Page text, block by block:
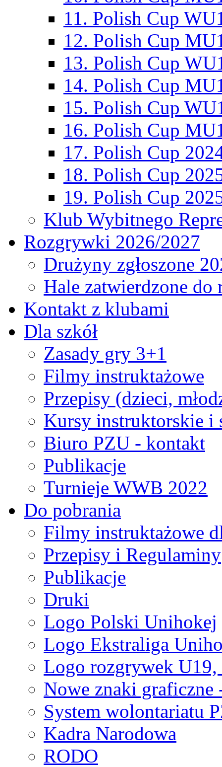
11. Polish Cup
12. Polish Cup
13. Polish Cup
14. Polish Cup
15. Polish Cup
16. Polish Cup
17. Polish Cup
18. Polish Cup
19. Polish Cup
Klub Wybitnego
Rozgrywki 2026/2027
Drużyny zgłoszone
Hale zatwierdzone
Kontakt z klubami
Dla szkół
Zasady gry 3+1
Filmy instruktażowe
Przepisy (dzieci,
Kursy instruktorskie i
Biuro PZU - kontakt
Publikacje
Turnieje WWB 2022
Do pobrania
Filmy instruktażowe
Przepisy i Regulaminy
Publikacje
Druki
Logo Polski Unihokej
Logo Ekstraliga
Logo rozgrywek
Nowe znaki graficzne
System wolontariatu
Kadra Narodowa
RODO